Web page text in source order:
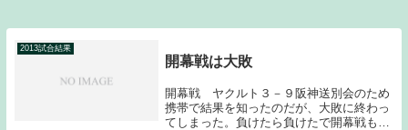
2013試合結果
開幕戦は大敗
開幕戦 ヤクルト３－９阪神送別会のため
携帯で結果を知ったのだが、大敗に終わっ
てしまった。負けたら負けたで開幕戦も１/